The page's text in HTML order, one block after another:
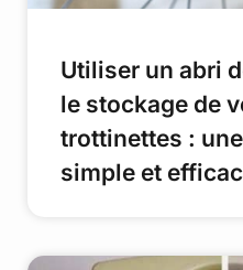
Utiliser un abri
le stockage de
trottinettes :
simple et